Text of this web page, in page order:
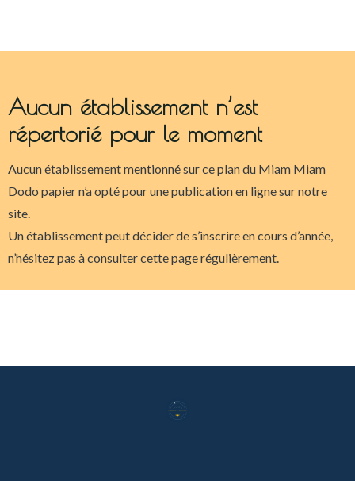
Aucun établissement n’est
répertorié pour le moment
Aucun établissement mentionné sur ce plan du Miam Miam
Dodo papier n’a opté pour une publication en ligne sur notre
site.
Un établissement peut décider de s’inscrire en cours d’année,
n’hésitez pas à consulter cette page régulièrement.